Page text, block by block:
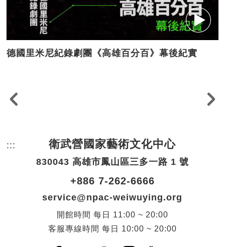
德國里米尼紀錄劇團《高雄百分百》幕後紀實
::: 頁尾網站資訊。
衛武營國家藝術文化中心
830043 高雄市鳳山區三多一路 1 號
+886 7-262-6666
service@npac-weiwuying.org
開館時間 每日
11:00 ~ 20:00
客服專線時間 每日 10:00 ~ 20:00